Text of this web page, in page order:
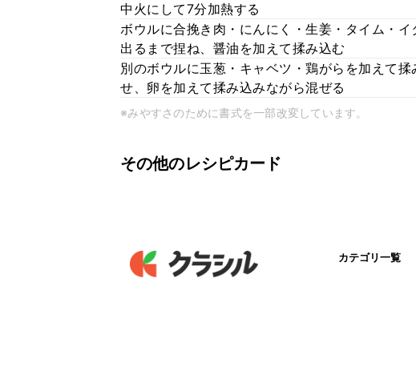
中火にして7分加熱する
ボウルに合挽き肉・にんにく・生姜・タイム・
出るまで捏ね、醤油を加えて揉み込む
別のボウルに玉葱・キャベツ・鶏がらを加えて
せ、卵を加えて揉み込みながら混ぜる
※みやすさのために書式を一部改変しています。
その他のレシピカード
カテゴリ一覧